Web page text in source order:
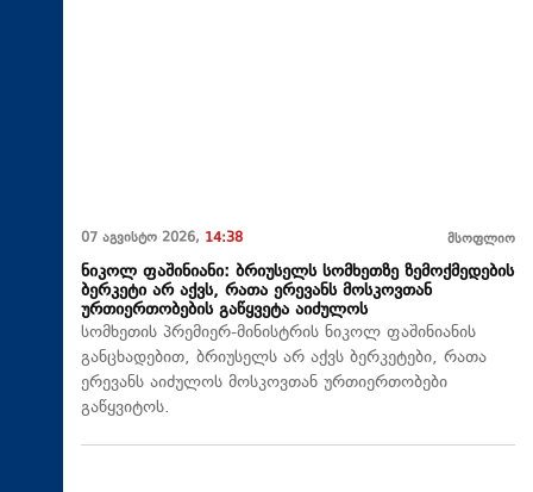
07 აგვისტო 2026, 14:38 მსოფლიო
ნიკოლ ფაშინიანი: ბრიუსელს სომხეთზე ზემოქმედების
ბერკეტი არ აქვს, რათა ერევანს მოსკოვთან
ურთიერთობების გაწყვეტა აიძულოს
სომხეთის პრემიერ-მინისტრის ნიკოლ ფაშინიანის
განცხადებით, ბრიუსელს არ აქვს ბერკეტები, რათა
ერევანს აიძულოს მოსკოვთან ურთიერთობები
გაწყვიტოს.